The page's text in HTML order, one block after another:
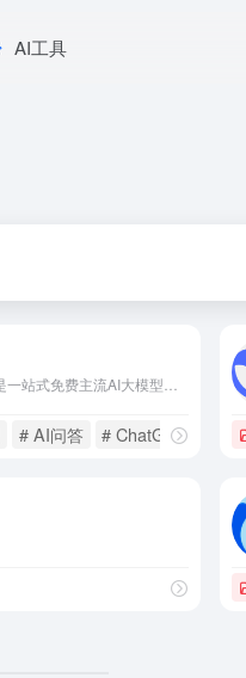
AI工具
# AI问答 # ChatGPT